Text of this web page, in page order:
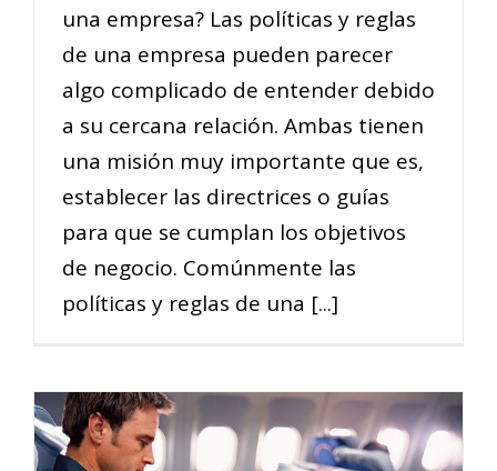
una empresa? Las políticas y reglas
de una empresa pueden parecer
algo complicado de entender debido
a su cercana relación. Ambas tienen
una misión muy importante que es,
establecer las directrices o guías
para que se cumplan los objetivos
de negocio. Comúnmente las
políticas y reglas de una [...]